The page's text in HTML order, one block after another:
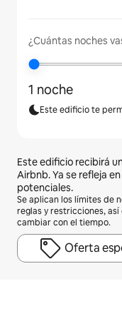
¿Cuántas noches
1 noche
Este edificio te
Este edificio recibirá
Airbnb. Ya se refleja
potenciales.
Se aplican los límites de
reglas y restricciones,
cambiar con el tiempo.
Oferta